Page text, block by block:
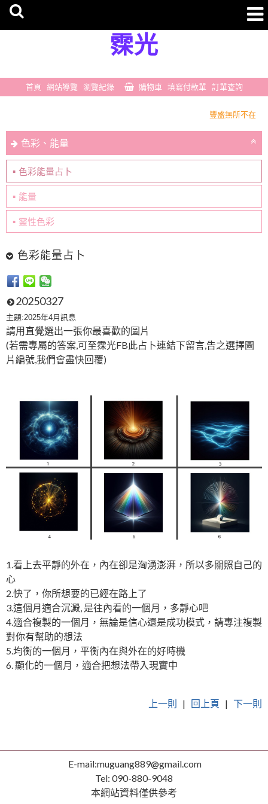
霂光
首頁 網站導覽 瀏覽紀錄 購物車 填寫付款單 訂單查詢
豐盛無所不在
一切剛剛好
色彩、能量
色彩能量占卜
能量
靈性色彩
色彩能量占卜
20250327
主題:2025年4月訊息
請用直覺選出一張你最喜歡的圖片
(若需專屬的答案,可至霂光FB此占卜連結下留言,告之選擇圖
片編號,我們會盡快回覆)
1.看上去平靜的外在，內在卻是洶湧澎湃，所以多關照自己的
心
2.快了，你所想要的已經在路上了
3.這個月適合沉澱, 是往內看的一個月，多靜心吧
4.適合複製的一個月，無論是信心還是成功模式，請專注複製
對你有幫助的想法
5.均衡的一個月，平衡內在與外在的好時機
6. 顯化的一個月，適合把想法帶入現實中
上一則 | 回上頁 | 下一則
E-mail:muguang889@gmail.com
Tel: 090-880-9048
本網站資料僅供參考